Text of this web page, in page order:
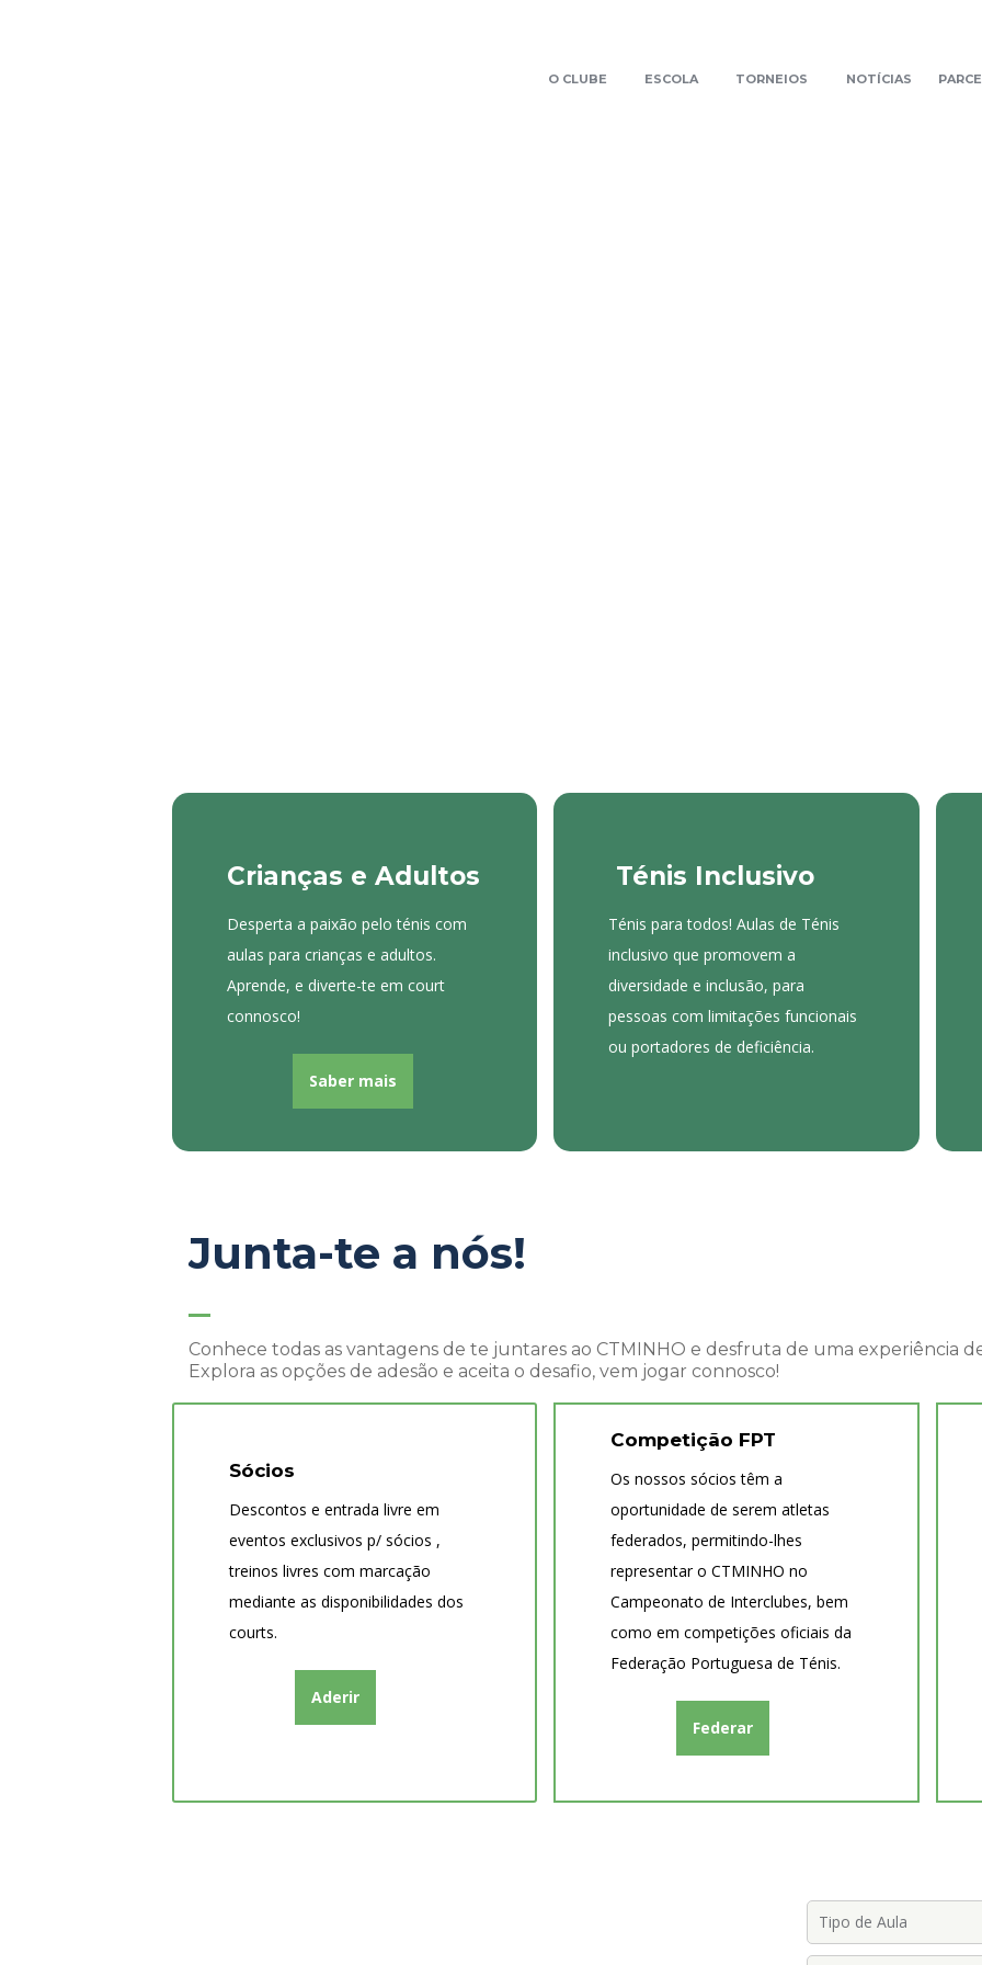
O CLUBE ESCOLA TORNEIOS NOTÍCIAS
Crianças e Adultos
Desperta a paixão pelo ténis com
aulas para crianças e adultos.
Aprende, e diverte-te em court
connosco!
Saber mais
Ténis Inclusivo
Ténis para todos! Aulas de Ténis
inclusivo que promovem a
diversidade e inclusão, para
pessoas com limitações funcionais
ou portadores de deficiência.
Junta-te a nós!
Conhece todas as vantagens de te juntares ao CTMINHO e desfruta de uma experiência
Explora as opções de adesão e aceita o desafio, vem jogar connosco!
Sócios
Descontos e entrada livre em
eventos exclusivos p/ sócios ,
treinos livres com marcação
mediante as disponibilidades dos
courts.
Aderir
Competição FPT
Os nossos sócios têm a
oportunidade de serem atletas
federados, permitindo-lhes
representar o CTMINHO no
Campeonato de Interclubes, bem
como em competições oficiais da
Federação Portuguesa de Ténis.
Federar